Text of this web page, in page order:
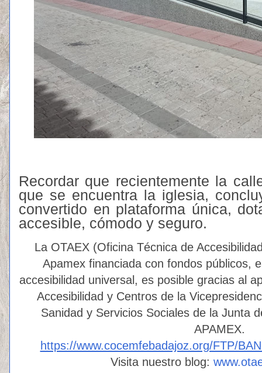
Recordar que recientemente la
que se encuentra la iglesia,
convertido en plataforma única,
accesible, cómodo y seguro.
La OTAEX (Oficina Técnica de
Apamex financiada con fondos públicos,
accesibilidad universal, es posible gracias al
Accesibilidad y Centros de la
Sanidad y Servicios Sociales de la Junta
APAMEX.
https://www.cocemfebadajoz.org/FTP/
Visita nuestro blog: